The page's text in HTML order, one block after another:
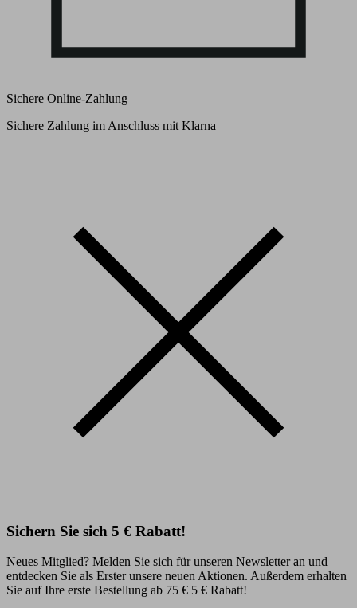
Sichere Online-Zahlung
Sichere Zahlung im Anschluss mit Klarna
Sichern Sie sich 5 € Rabatt!
Neues Mitglied? Melden Sie sich für unseren Newsletter an und
entdecken Sie als Erster unsere neuen Aktionen. Außerdem erhalten
Sie auf Ihre erste Bestellung ab 75 € 5 € Rabatt!